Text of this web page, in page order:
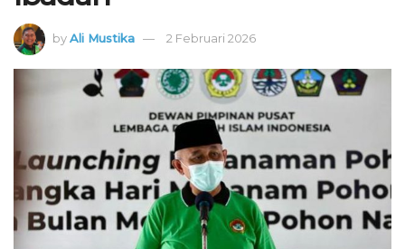
byAli Mustika 2 Februari 2026